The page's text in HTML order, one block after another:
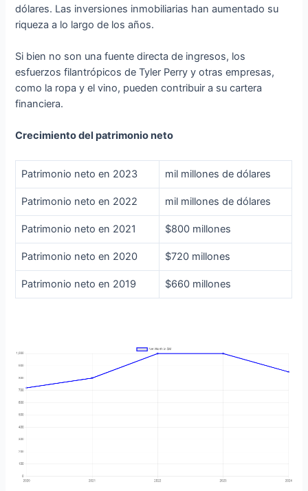
dólares. Las inversiones inmobiliarias han aumentado su
riqueza a lo largo de los años.
Si bien no son una fuente directa de ingresos, los
esfuerzos filantrópicos de Tyler Perry y otras empresas,
como la ropa y el vino, pueden contribuir a su cartera
financiera.
Crecimiento del patrimonio neto
Patrimonio neto en 2023 mil millones de dólares
Patrimonio neto en 2022 mil millones de dólares
Patrimonio neto en 2021 $800 millones
Patrimonio neto en 2020 $720 millones
Patrimonio neto en 2019 $660 millones